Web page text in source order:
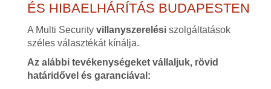
ÉS HIBAELHÁRÍTÁS BUDAPESTEN
A Multi Security villanyszerelésiszolgáltatások
széles választékát kínálja.
Az alábbi tevékenységeket vállaljuk, rövid
határidővel és garanciával: